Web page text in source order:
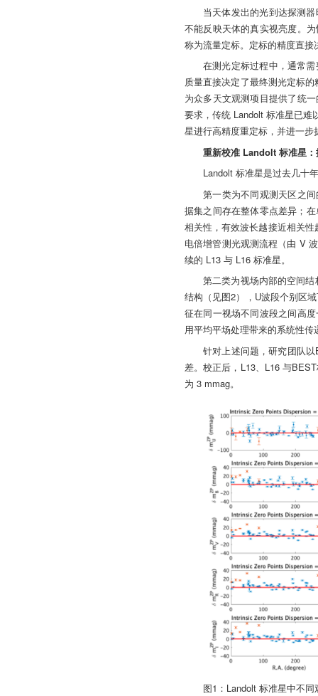
当天体发出的光到达探测
不能反映天体的真实视亮度。
称为流量定标。定标的精度直
在测光定标过程中，通常
质量直接决定了最终测光定标
为众多天文观测项目提供了统
要求，传统 Landolt 标准星已难
星进行高精度重定标，并进一
重新校准 Landolt 标准星
Landolt 标准星是过去几十
第一类为不同观测天区之
据集之间存在整体零点差异；
相关性，有效波长越接近相关
电倍增管测光观测流程（由 V
续的 L13 与 L16 标准星。
第二类为视场内部的空间
结构（见图2），U波段个别区
征在同一视场不同波段之间高
用平均平场处理带来的系统性传
针对上述问题，研究团队
差。校正后，L13、L16 与
为 3 mmag。
图1：Landolt 标准星中不